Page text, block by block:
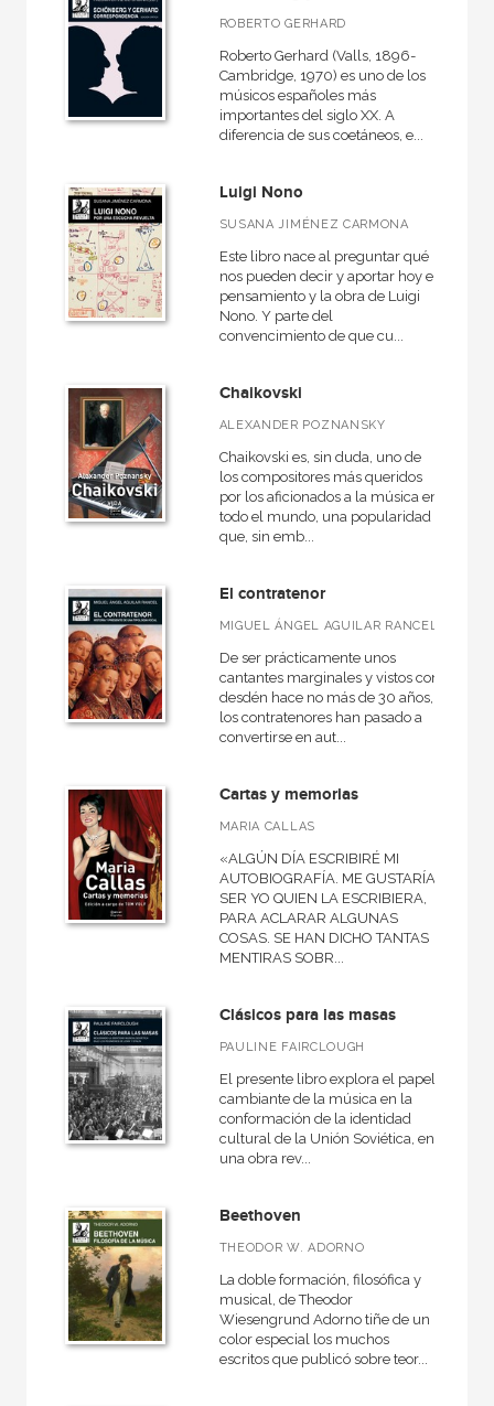
Historia de la música
NUESTRAS COLECCIONES
Básica de Bolsillo  Adorno. Obra completa
Básica de Bolsillo  Serie Referencia
Biografías
El libro de...
Grandes temas  Gran formato
Música
Musica, Entorno musical
Cartoné
Ebook
Ebook
Papel
CATÁLOGOS PDF
Catálogos PDF
ROBERTO GERHARD
Roberto Gerhard (Valls, 1896-
Cambridge, 1970) es uno de los
músicos españoles más
importantes del siglo XX. A
diferencia de sus coetáneos, e...
Luigi Nono
SUSANA JIMÉNEZ CARMONA
Este libro nace al preguntar qué
nos pueden decir y aportar hoy el
pensamiento y la obra de Luigi
Nono. Y parte del
convencimiento de que cu...
Chaikovski
ALEXANDER POZNANSKY
Chaikovski es, sin duda, uno de
los compositores más queridos
por los aficionados a la música en
todo el mundo, una popularidad
que, sin emb...
El contratenor
MIGUEL ÁNGEL AGUILAR RANCEL
De ser prácticamente unos
cantantes marginales y vistos con
desdén hace no más de 30 años,
los contratenores han pasado a
convertirse en aut...
Cartas y memorias
MARIA CALLAS
«ALGÚN DÍA ESCRIBIRÉ MI
AUTOBIOGRAFÍA. ME GUSTARÍA
SER YO QUIEN LA ESCRIBIERA,
PARA ACLARAR ALGUNAS
COSAS. SE HAN DICHO TANTAS
MENTIRAS SOBR...
Clásicos para las masas
PAULINE FAIRCLOUGH
El presente libro explora el papel
cambiante de la música en la
conformación de la identidad
cultural de la Unión Soviética, en
una obra rev...
Beethoven
THEODOR W. ADORNO
La doble formación, filosófica y
musical, de Theodor
Wiesengrund Adorno tiñe de un
color especial los muchos
escritos que publicó sobre teor...